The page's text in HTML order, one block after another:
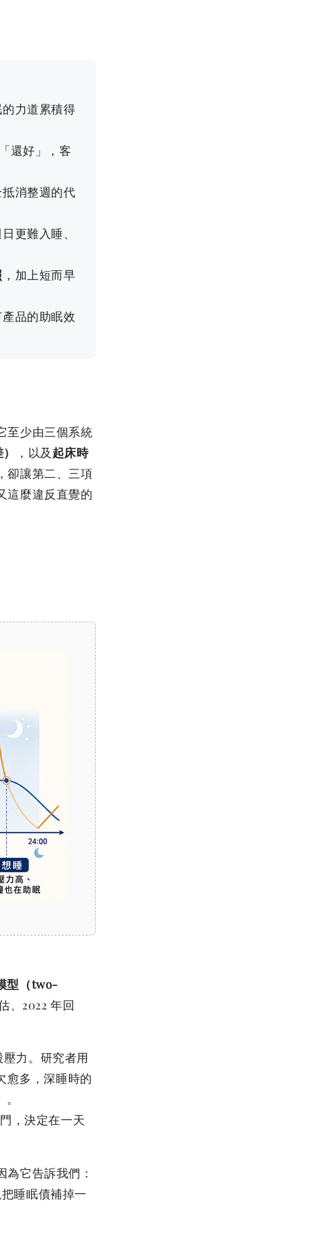
力道累積得
還好」，客
消整週的代
更難入睡、
，加上短而早
品的助眠效
至少由三個系統
，以及 起床時
卻讓第二、三項
這麼違反直覺的
型（two-
、2022 年回
力。研究者用
多，深睡時的
，決定在一天
它告訴我們：
睡眠債補掉一